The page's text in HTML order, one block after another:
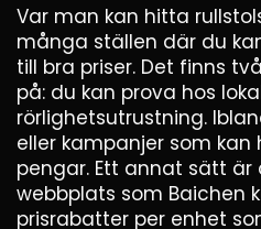
Var man kan hitta
många ställen där du
till bra priser. Det finns
på: du kan prova hos
rörlighetsutrustning.
eller kampanjer som
pengar. Ett annat sätt är
webbplats som Baichen
prisrabatter per enhet